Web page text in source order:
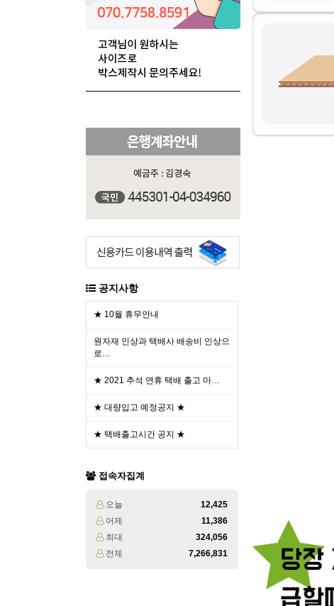
공지사항
★ 10월 휴무안내
원자재 인상과 택배사 배송비 인상으
로…
★ 2021 추석 연휴 택배 출고 마…
★ 대량입고 예정공지 ★
★ 택배출고시간 공지 ★
접속자집계
오늘
12,425
어제
11,386
최대
324,056
전체
7,266,831